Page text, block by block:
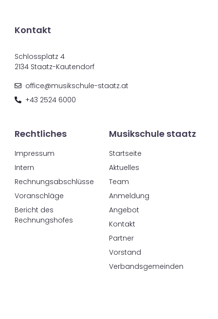
Musikschule staatz
Startseite
Aktuelles
Team
Anmeldung
Angebot
Kontakt
Partner
Vorstand
Verbandsgemeinden
Rechtliches
Impressum
Intern
Rechnungsabschlüsse
Voranschläge
Bericht des
Rechnungshofes
Kontakt
Schlossplatz 4
2134 Staatz-Kautendorf
office@musikschule-staatz.at
+43 2524 6000